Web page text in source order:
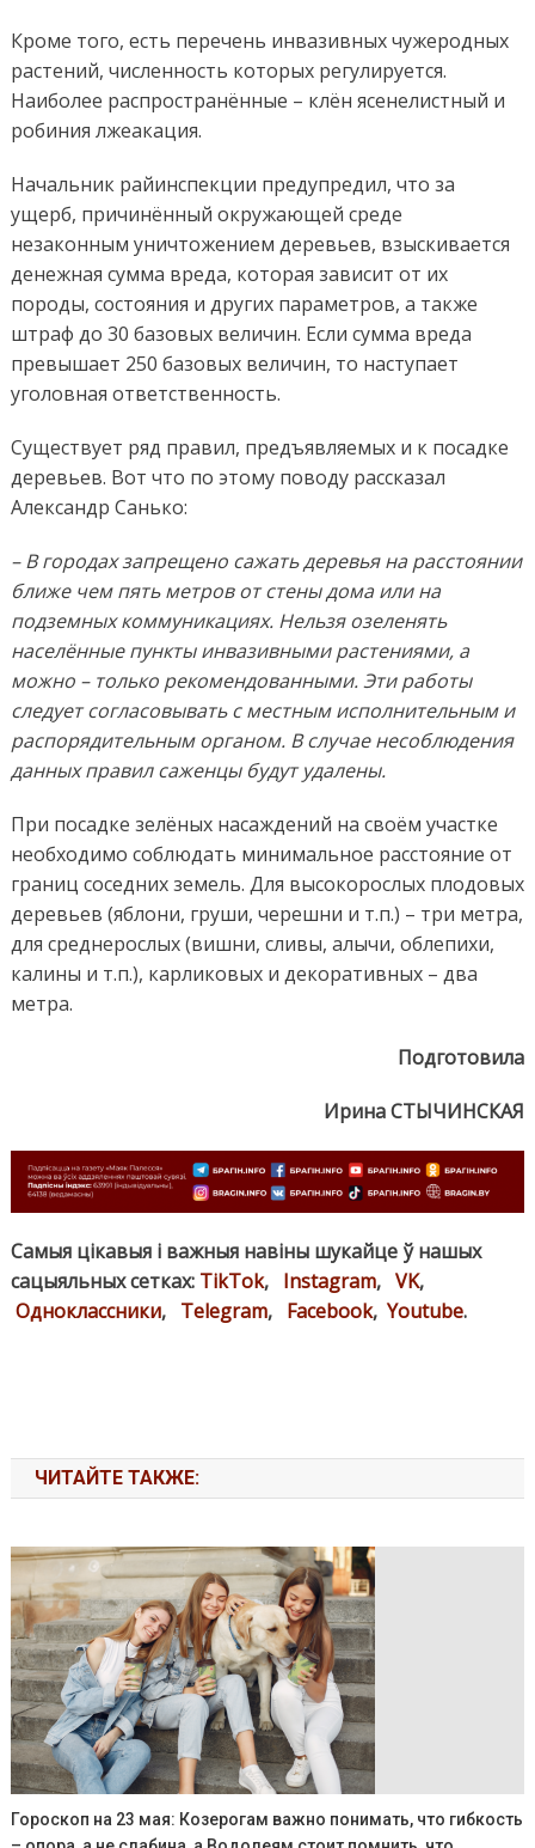
Кроме того, есть перечень инвазивных чужеродных
растений, численность которых регулируется.
Наиболее распространённые – клён ясенелистный и
робиния лжеакация.
Начальник райинспекции предупредил, что за
ущерб, причинённый окружающей среде
незаконным уничтожением деревьев, взыскивается
денежная сумма вреда, которая зависит от их
породы, состояния и других параметров, а также
штраф до 30 базовых величин. Если сумма вреда
превышает 250 базовых величин, то наступает
уголовная ответственность.
Существует ряд правил, предъявляемых и к посадке
деревьев. Вот что по этому поводу рассказал
Александр Санько:
– В городах запрещено сажать деревья на расстоянии
ближе чем пять метров от стены дома или на
подземных коммуникациях. Нельзя озеленять
населённые пункты инвазивными растениями, а
можно – только рекомендованными. Эти работы
следует согласовывать с местным исполнительным и
распорядительным органом. В случае несоблюдения
данных правил саженцы будут удалены.
При посадке зелёных насаждений на своём участке
необходимо соблюдать минимальное расстояние от
границ соседних земель. Для высокорослых плодовых
деревьев (яблони, груши, черешни и т.п.) – три метра,
для среднерослых (вишни, сливы, алычи, облепихи,
калины и т.п.), карликовых и декоративных – два
метра.
Подготовила
Ирина СТЫЧИНСКАЯ
Самыя цікавыя і важныя навіны шукайце ў нашых
сацыяльных сетках: TikTok, Instagram, VK,
Одноклассники, Telegram, Facebook, Youtube.
ЧИТАЙТЕ ТАКЖЕ:
Гороскоп на 23 мая: Козерогам важно понимать, что гибкость